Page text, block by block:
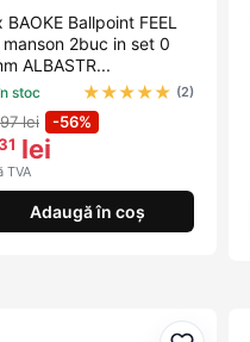
BAOKE Ballpoint FEEL
2buc in set 0
ALBASTR...
stoc ★★★★★ (2)
lei -56%
lei
TVA
Adaugă în coș